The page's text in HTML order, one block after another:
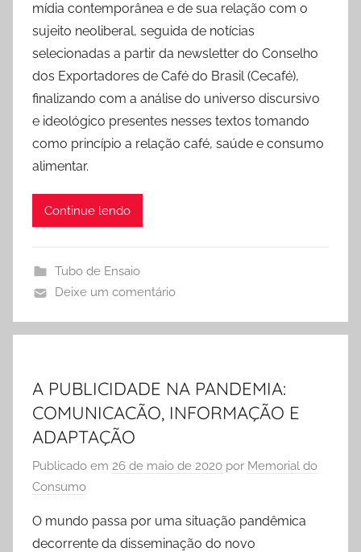
mídia contemporânea e de sua relação com o
sujeito neoliberal, seguida de notícias
selecionadas a partir da newsletter do Conselho
dos Exportadores de Café do Brasil (Cecafé),
finalizando com a análise do universo discursivo
e ideológico presentes nesses textos tomando
como princípio a relação café, saúde e consumo
alimentar.
Continue lendo
Tubo de Ensaio
Deixe um comentário
A PUBLICIDADE NA PANDEMIA:
COMUNICACÃO, INFORMAÇÃO E
ADAPTAÇÃO
Publicado em 26 de maio de 2020 por Memorial do
Consumo
O mundo passa por uma situação pandêmica
decorrente da disseminação do novo